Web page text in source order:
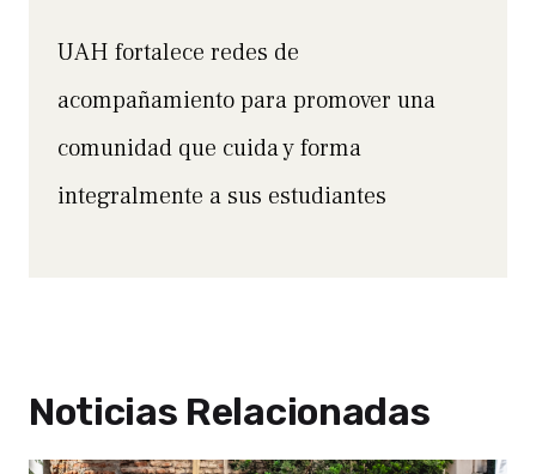
UAH fortalece redes de
acompañamiento para promover una
comunidad que cuida y forma
integralmente a sus estudiantes
Noticias Relacionadas